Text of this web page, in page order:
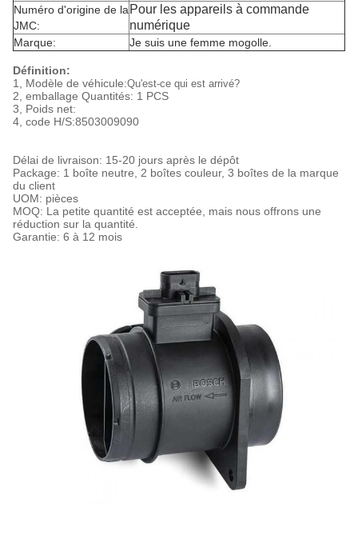
Numéro d'origine de la
JMC:
Pour les appareils à commande
numérique
Marque: Je suis une femme mogolle.
Définition:
1, Modèle de véhicule:Qu'est-ce qui est arrivé?
2, emballage Quantités: 1 PCS
3, Poids net:
4, code H/S:8503009090
Délai de livraison: 15-20 jours après le dépôt
Package: 1 boîte neutre, 2 boîtes couleur, 3 boîtes de la marque
du client
UOM: pièces
MOQ: La petite quantité est acceptée, mais nous offrons une
réduction sur la quantité.
Garantie: 6 à 12 mois